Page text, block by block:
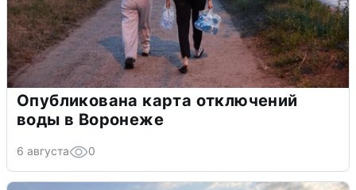
Опубликована карта отключений
воды в Воронеже
6 августа 0